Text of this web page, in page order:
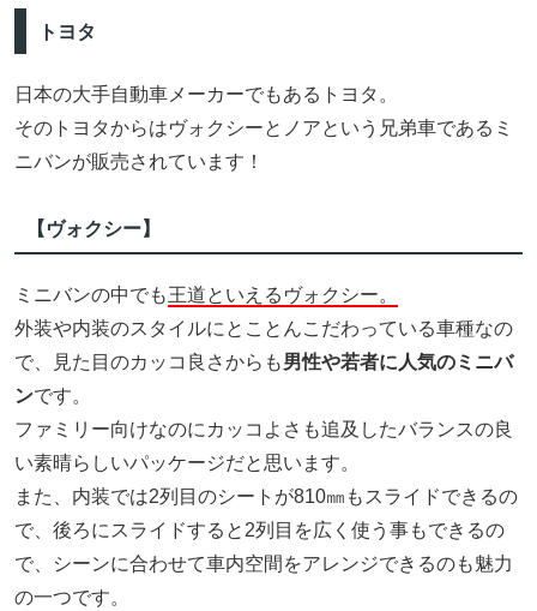
トヨタ
日本の大手自動車メーカーでもあるトヨタ。
そのトヨタからはヴォクシーとノアという兄弟車であるミ
ニバンが販売されています！
【ヴォクシー】
ミニバンの中でも王道といえるヴォクシー。
外装や内装のスタイルにとことんこだわっている車種なの
で、見た目のカッコ良さからも男性や若者に人気のミニバ
ンです。
ファミリー向けなのにカッコよさも追及したバランスの良
い素晴らしいパッケージだと思います。
また、内装では2列目のシートが810㎜もスライドできるの
で、後ろにスライドすると2列目を広く使う事もできるの
で、シーンに合わせて車内空間をアレンジできるのも魅力
の一つです。